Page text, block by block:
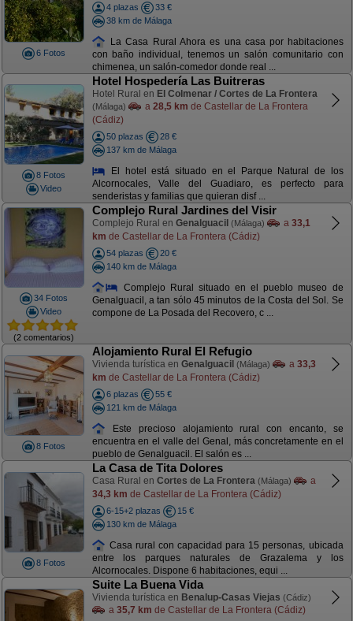
6 Fotos
4 plazas
33 €
38 km de Málaga
La Casa Rural Ahora es una casa por habitaciones
con baño individual, tenemos un salón comunitario con
chimenea, un salón-comedor donde real ...
8 Fotos
Video
Hotel Hospedería Las Buitreras
Hotel Rural en El Colmenar / Cortes de La Frontera
(Málaga) a 28,5 km de Castellar de La Frontera
(Cádiz)
50 plazas
28 €
137 km de Málaga
El hotel está situado en el Parque Natural de los
Alcornocales, Valle del Guadiaro, es perfecto para
senderistas y familias que quieran disf ...
34 Fotos
Video
(2 comentarios)
Complejo Rural Jardines del Visir
Complejo Rural en Genalguacil (Málaga) a 33,1
km de Castellar de La Frontera (Cádiz)
54 plazas
20 €
140 km de Málaga
Complejo Rural situado en el pueblo museo de
Genalguacil, a tan sólo 45 minutos de la Costa del Sol. Se
compone de La Posada del Recovero, c ...
8 Fotos
Alojamiento Rural El Refugio
Vivienda turística en Genalguacil (Málaga) a 33,3
km de Castellar de La Frontera (Cádiz)
6 plazas
55 €
121 km de Málaga
Este precioso alojamiento rural con encanto, se
encuentra en el valle del Genal, más concretamente en el
pueblo de Genalguacil. El salón es ...
8 Fotos
La Casa de Tita Dolores
Casa Rural en Cortes de La Frontera (Málaga)
a
34,3 km de Castellar de La Frontera (Cádiz)
6-15+2 plazas
15 €
130 km de Málaga
Casa rural con capacidad para 15 personas, ubicada
entre los parques naturales de Grazalema y los
Alcornocales. Dispone 6 habitaciones, equi ...
Suite La Buena Vida
Vivienda turística en Benalup-Casas Viejas (Cádiz)
a 35,7 km de Castellar de La Frontera (Cádiz)